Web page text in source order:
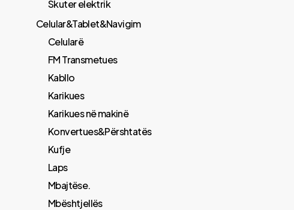
Skuter elektrik
Celular&Tablet&Navigim
Celularë
FM Transmetues
​Kabllo
Karikues
Karikues në makinë
Konvertues&Përshtatës
Kufje
Laps
Mbajtëse.
Mbështjellës